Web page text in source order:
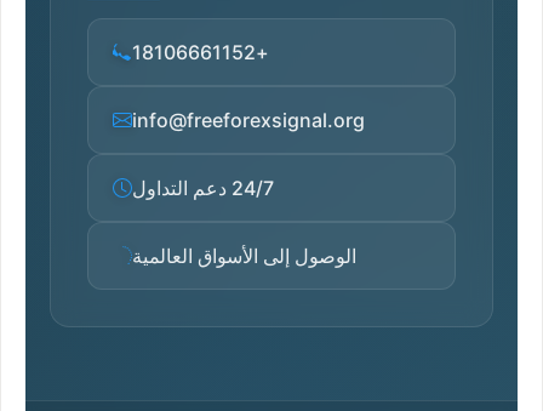
+18106661152
info@freeforexsignal.org
24/7 دعم التداول
الوصول إلى الأسواق العالمية